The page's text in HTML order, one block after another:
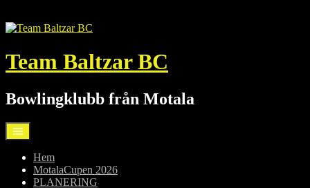
till
Team Baltzar BC
Bowlingklubb från Motala
Hem
MotalaCupen 2026
PLANERING